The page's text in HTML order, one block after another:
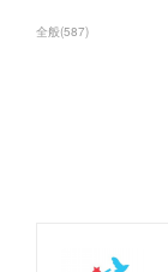
全般(587)